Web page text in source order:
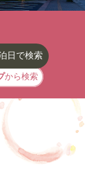
日で検索
から検索